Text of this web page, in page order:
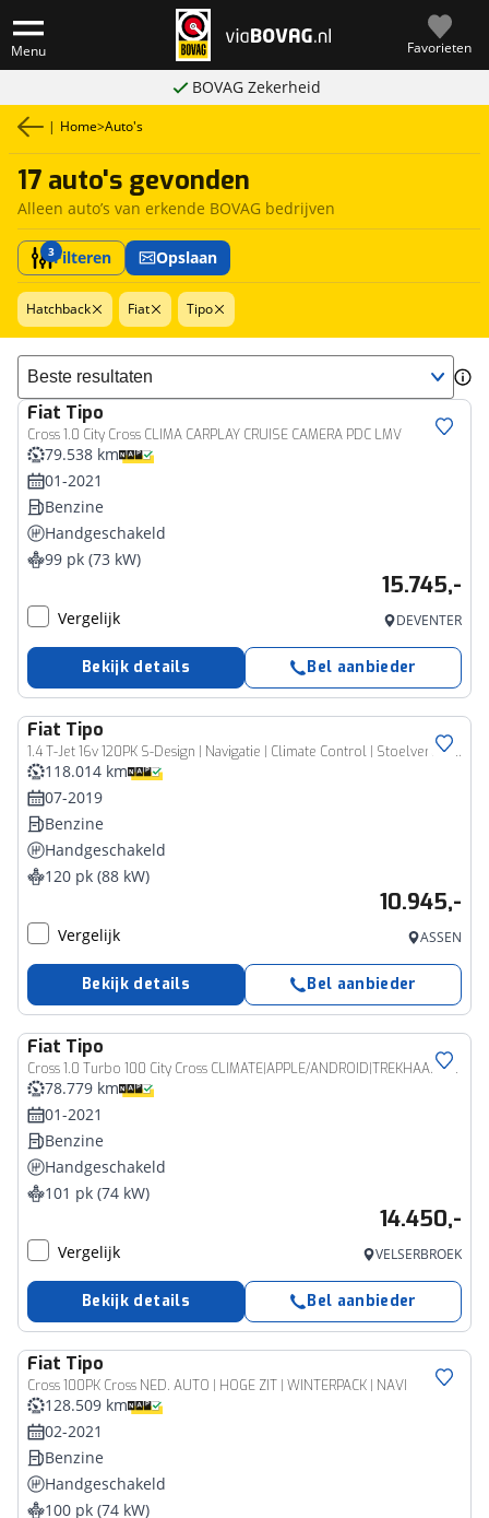
Menu Favorieten
BOVAG Zekerheid
| Home>Auto's
17 auto's gevonden
Alleen auto’s van erkende BOVAG bedrijven
3Filteren Opslaan
Hatchback Fiat Tipo
Sorteer resultaten
Fiat Tipo
Cross 1.0 City Cross CLIMA CARPLAY CRUISE CAMERA PDC LMV
79.538 km
01-2021
Benzine
Handgeschakeld
99 pk (73 kW)
15.745,-
Vergelijk DEVENTER
Bekijk details Bel aanbieder
Fiat Tipo
1.4 T-Jet 16v 120PK S-Design | Navigatie | Climate Control | Stoelverwarming | Apple Carplay/Android Auto | Camera | PDC A | LMV 17 Inch
118.014 km
07-2019
Benzine
Handgeschakeld
120 pk (88 kW)
10.945,-
Vergelijk ASSEN
Bekijk details Bel aanbieder
Fiat Tipo
Cross 1.0 Turbo 100 City Cross CLIMATE|APPLE/ANDROID|TREKHAAK|CAMERA|DAB|17"
78.779 km
01-2021
Benzine
Handgeschakeld
101 pk (74 kW)
14.450,-
Vergelijk VELSERBROEK
Bekijk details Bel aanbieder
Fiat Tipo
Cross 100PK Cross NED. AUTO | HOGE ZIT | WINTERPACK | NAVI
128.509 km
02-2021
Benzine
Handgeschakeld
100 pk (74 kW)